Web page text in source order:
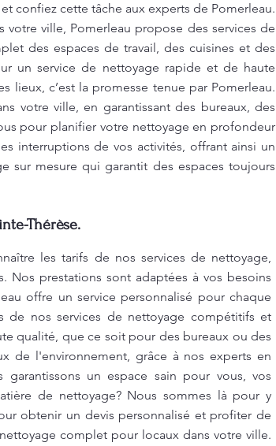
confiez cette tâche aux experts de Pomerleau.
votre ville, Pomerleau propose des services de
des espaces de travail, des cuisines et des
un service de nettoyage rapide et de haute
lieux, c’est la promesse tenue par Pomerleau.
votre ville, en garantissant des bureaux, des
pour planifier votre nettoyage en profondeur
interruptions de vos activités, offrant ainsi un
sur mesure qui garantit des espaces toujours
Thérèse.
les tarifs de nos services de nettoyage,
Nos prestations sont adaptées à vos besoins
offre un service personnalisé pour chaque
de nos services de nettoyage compétitifs et
qualité, que ce soit pour des bureaux ou des
de l'environnement, grâce à nos experts en
un espace sain pour vous, vos
de nettoyage? Nous sommes là pour y
obtenir un devis personnalisé et profiter de
complet pour locaux dans votre ville.